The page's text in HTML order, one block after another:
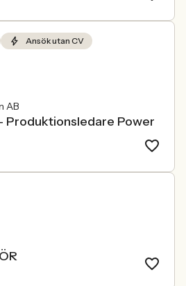
Ansök utan CV
AB
Produktionsledare Power